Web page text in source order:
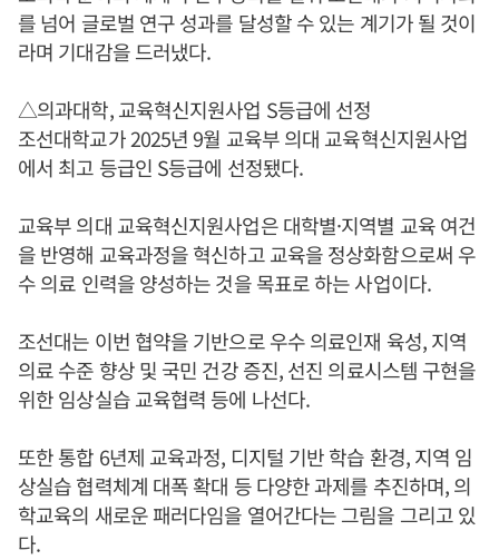
를 넘어 글로벌 연구 성과를 달성할 수 있는 계기가 될 것이
라며 기대감을 드러냈다.
△의과대학, 교육혁신지원사업 S등급에 선정
조선대학교가 2025년 9월 교육부 의대 교육혁신지원사업
에서 최고 등급인 S등급에 선정됐다.
교육부 의대 교육혁신지원사업은 대학별·지역별 교육 여건
을 반영해 교육과정을 혁신하고 교육을 정상화함으로써 우
수 의료 인력을 양성하는 것을 목표로 하는 사업이다.
조선대는 이번 협약을 기반으로 우수 의료인재 육성, 지역
의료 수준 향상 및 국민 건강 증진, 선진 의료시스템 구현을
위한 임상실습 교육협력 등에 나선다.
또한 통합 6년제 교육과정, 디지털 기반 학습 환경, 지역 임
상실습 협력체계 대폭 확대 등 다양한 과제를 추진하며, 의
학교육의 새로운 패러다임을 열어간다는 그림을 그리고 있
다.